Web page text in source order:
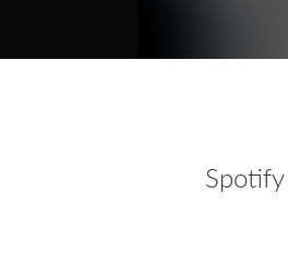
Spotify